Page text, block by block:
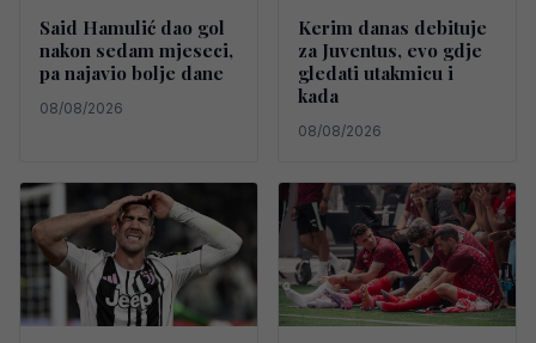
Said Hamulić dao gol
nakon sedam mjeseci,
pa najavio bolje dane
08/08/2026
Kerim danas debituje
za Juventus, evo gdje
gledati utakmicu i
kada
08/08/2026